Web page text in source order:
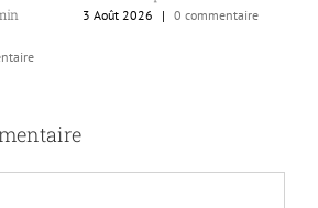
3 Août 2026
| 0 commentaire